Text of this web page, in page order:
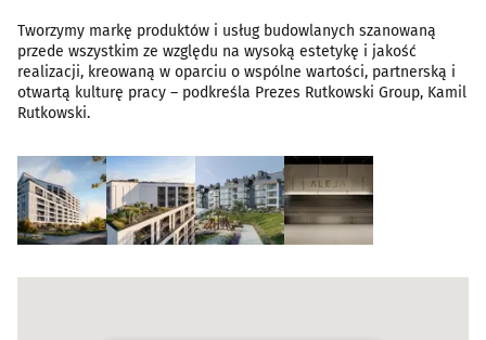
Tworzymy markę produktów i usług budowlanych szanowaną
przede wszystkim ze względu na wysoką estetykę i jakość
realizacji, kreowaną w oparciu o wspólne wartości, partnerską i
otwartą kulturę pracy – podkreśla Prezes Rutkowski Group, Kamil
Rutkowski.